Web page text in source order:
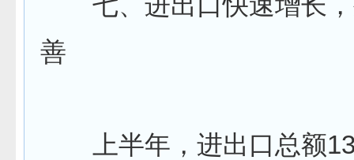
善
上半年，进出口总额